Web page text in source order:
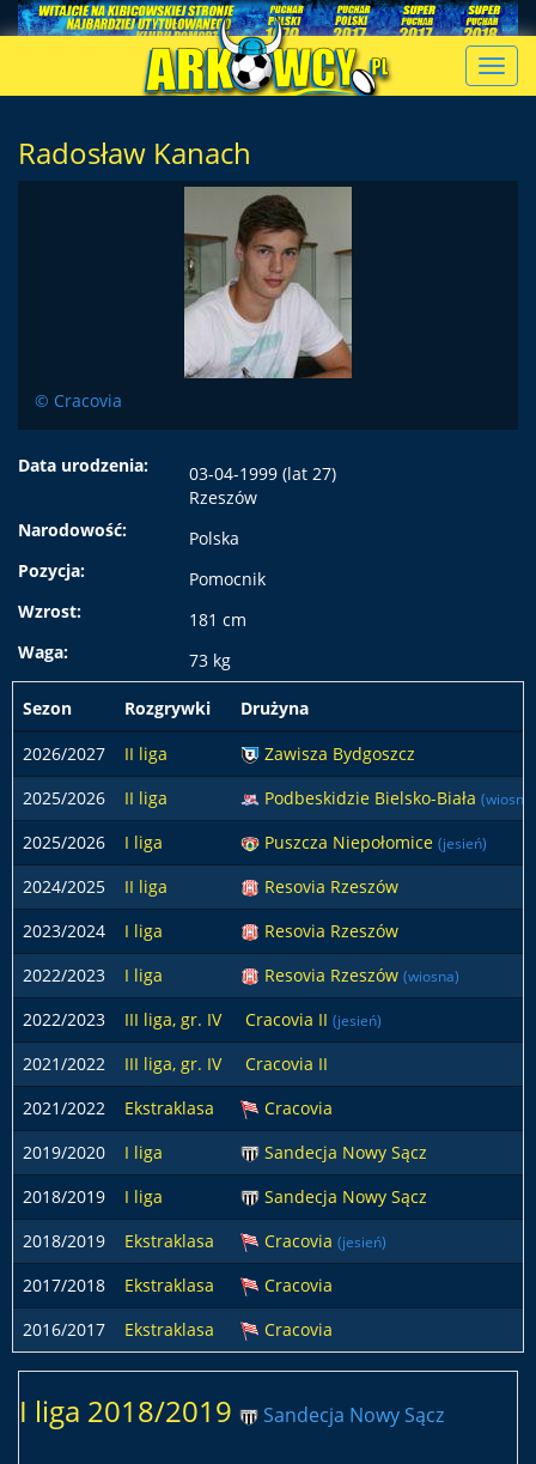
Radosław Kanach
© Cracovia
Data urodzenia:
03-04-1999 (lat 27)
Rzeszów
Narodowość:
Polska
Pozycja:
Pomocnik
Wzrost:
181 cm
Waga:
73 kg
Sezon Rozgrywki
Drużyna
2026/2027
II liga
Zawisza Bydgoszcz
2025/2026
II liga Podbeskidzie Bielsko-Biała (wiosna)
2025/2026 I liga Puszcza Niepołomice (jesień)
2024/2025 II liga
Resovia Rzeszów
2023/2024
I liga
Resovia Rzeszów
2022/2023
I liga Resovia Rzeszów (wiosna)
2022/2023 III liga, gr. IV Cracovia II (jesień)
2021/2022 III liga, gr. IV
Cracovia II
2021/2022
Ekstraklasa
Cracovia
2019/2020
I liga
Sandecja Nowy Sącz
2018/2019
I liga
Sandecja Nowy Sącz
2018/2019
Ekstraklasa Cracovia (jesień)
2017/2018 Ekstraklasa
Cracovia
2016/2017
Ekstraklasa Cracovia
I liga 2018/2019 Sandecja Nowy Sącz